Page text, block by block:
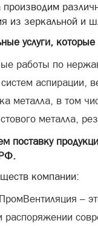
из зеркальной и
услуги,
работы по
аспирации,
металла, в том
металла,
поставку
компании:
–